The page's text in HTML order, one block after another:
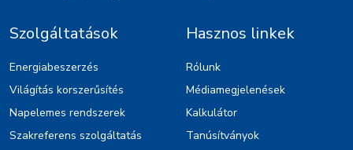
Szolgáltatások
Energiabeszerzés
Világítás korszerűsítés
Napelemes rendszerek
Szakreferens szolgáltatás
Hasznos linkek
Rólunk
Médiamegjelenések
Kalkulátor
Tanúsítványok